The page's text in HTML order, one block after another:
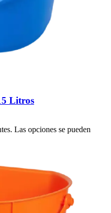
Litros
Las opciones se pueden